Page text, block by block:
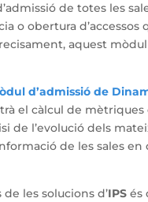
de totes les
o obertura d’accessos
aquest
d’admissió de
el càlcul de
de l’evolució dels
de les sales
les solucions d’IPS és